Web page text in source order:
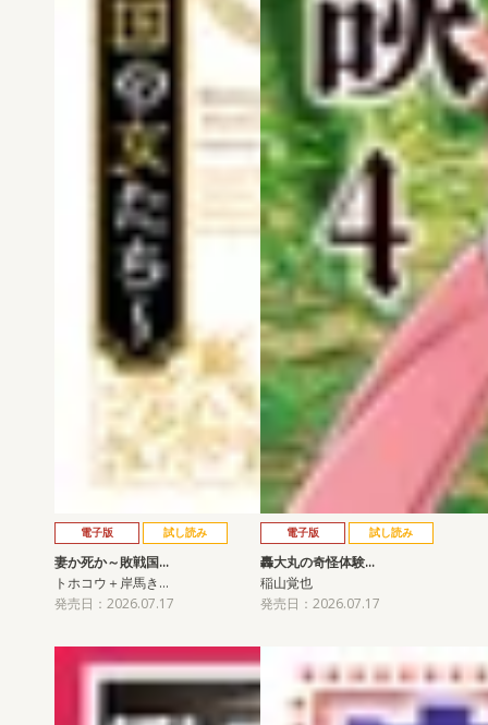
電子版 試し読み
妻か死か～敗戦国…
トホコウ＋岸馬き…
発売日：2026.07.17
電子版 試し読み
轟大丸の奇怪体験…
稲山覚也
発売日：2026.07.17